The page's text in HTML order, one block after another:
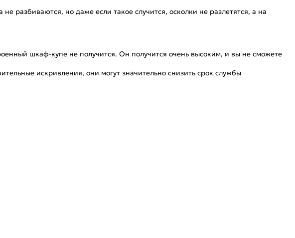
разбиваются, но даже если такое случится, осколки не разлетятся, а на
шкаф-купе не получится. Он получится очень высоким, и вы не сможете
искривления, они могут значительно снизить срок службы